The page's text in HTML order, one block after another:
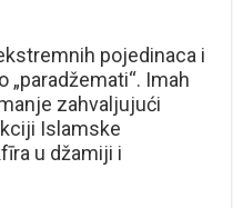
pojedinaca i
„paradžemati“. Imah
zahvaljujući
Islamske
u džamiji i